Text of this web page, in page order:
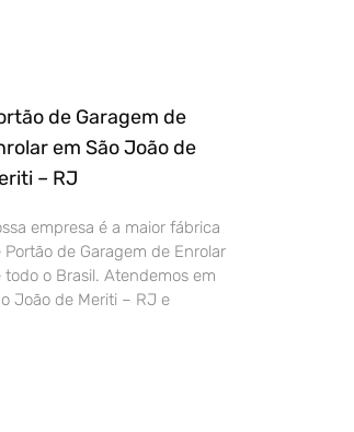
de Garagem de
em São João de
– RJ
empresa é a maior fábrica
Portão de Garagem de Enrolar
todo o Brasil. Atendemos em
João de Meriti – RJ e